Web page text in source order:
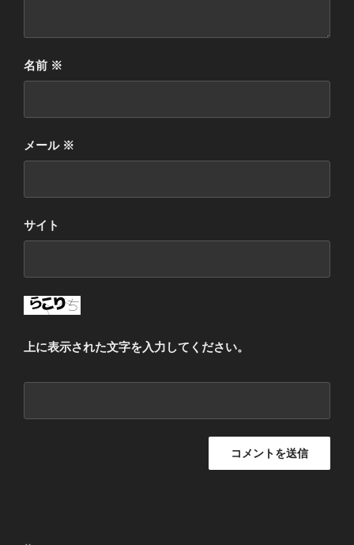
名前 ※
メール ※
サイト
上に表示された文字を入力してください。
投